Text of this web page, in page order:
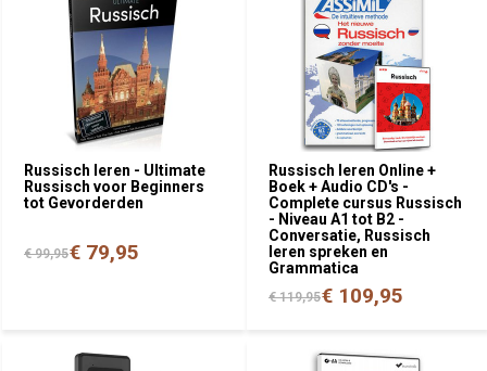
Russisch leren - Ultimate
Russisch voor Beginners
tot Gevorderden
€ 99,95€ 79,95
Russisch leren Online +
Boek + Audio CD's -
Complete cursus Russisch
- Niveau A1 tot B2 -
Conversatie, Russisch
leren spreken en
Grammatica
€ 119,95€ 109,95